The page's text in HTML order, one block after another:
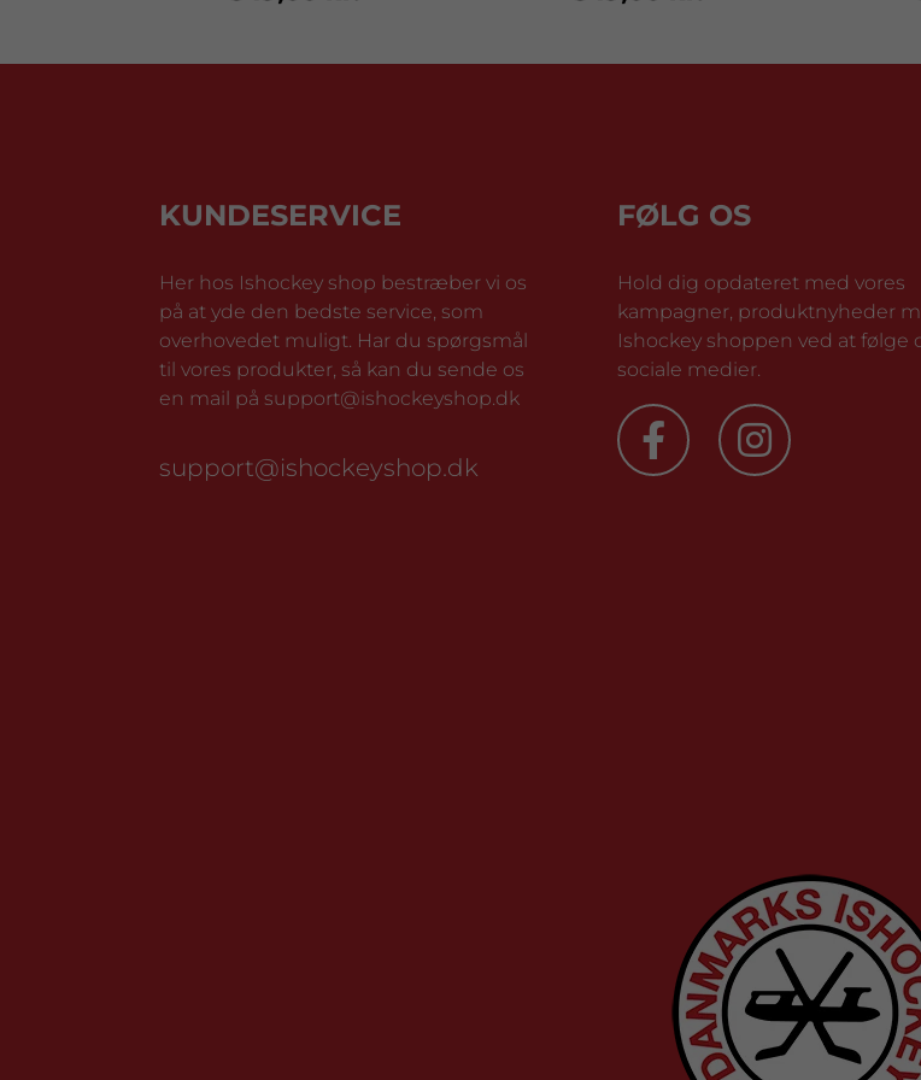
KUNDESERVICE
Her hos Ishockey shop bestræber vi os
på at yde den bedste service, som
overhovedet muligt. Har du spørgsmål
til vores produkter, så kan du sende os
en mail på support@ishockeyshop.dk
support@ishockeyshop.dk
FØLG OS
Hold dig opdateret med vores
kampagner, produktnyheder
Ishockey shoppen ved at følge
sociale medier.